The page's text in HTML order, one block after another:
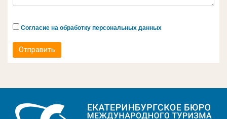
Согласие на обработку персональных данных
Отправить